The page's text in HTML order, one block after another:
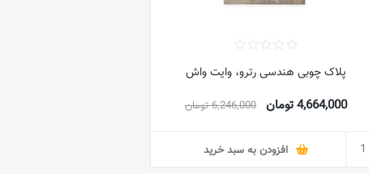
پلاک چوبی هندسی رترو، وایت واش
4,664,000 تومان 6,246,000 تومان
افزودن به سبد خرید